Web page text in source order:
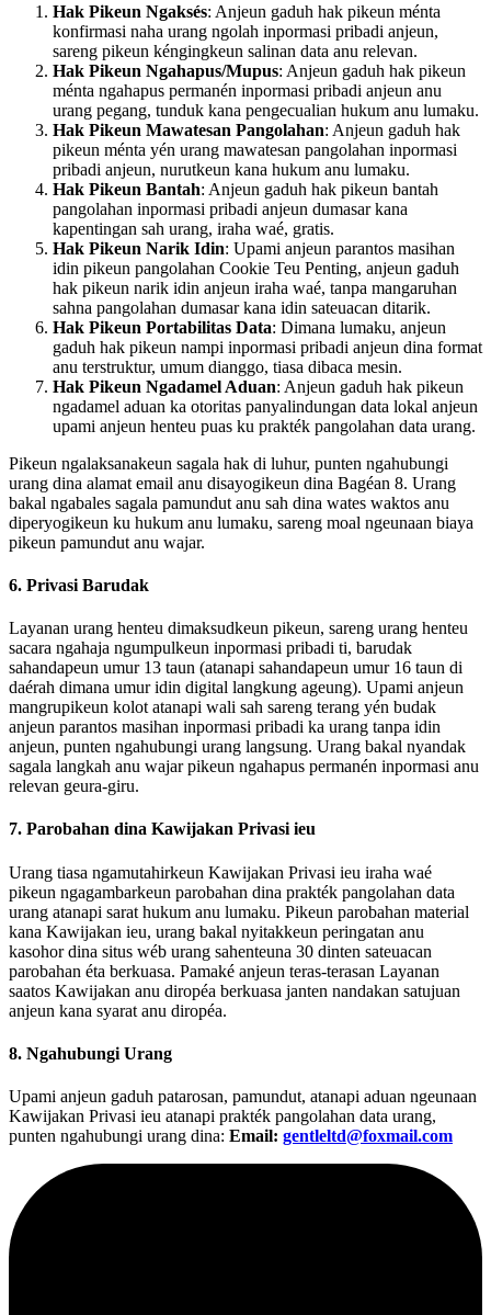
Hak Pikeun Ngaksés: Anjeun gaduh hak pikeun ménta
konfirmasi naha urang ngolah inpormasi pribadi anjeun,
sareng pikeun kéngingkeun salinan data anu relevan.
Hak Pikeun Ngahapus/Mupus: Anjeun gaduh hak pikeun
ménta ngahapus permanén inpormasi pribadi anjeun anu
urang pegang, tunduk kana pengecualian hukum anu lumaku.
Hak Pikeun Mawatesan Pangolahan: Anjeun gaduh hak
pikeun ménta yén urang mawatesan pangolahan inpormasi
pribadi anjeun, nurutkeun kana hukum anu lumaku.
Hak Pikeun Bantah: Anjeun gaduh hak pikeun bantah
pangolahan inpormasi pribadi anjeun dumasar kana
kapentingan sah urang, iraha waé, gratis.
Hak Pikeun Narik Idin: Upami anjeun parantos masihan
idin pikeun pangolahan Cookie Teu Penting, anjeun gaduh
hak pikeun narik idin anjeun iraha waé, tanpa mangaruhan
sahna pangolahan dumasar kana idin sateuacan ditarik.
Hak Pikeun Portabilitas Data: Dimana lumaku, anjeun
gaduh hak pikeun nampi inpormasi pribadi anjeun dina format
anu terstruktur, umum dianggo, tiasa dibaca mesin.
Hak Pikeun Ngadamel Aduan: Anjeun gaduh hak pikeun
ngadamel aduan ka otoritas panyalindungan data lokal anjeun
upami anjeun henteu puas ku prakték pangolahan data urang.
Pikeun ngalaksanakeun sagala hak di luhur, punten ngahubungi
urang dina alamat email anu disayogikeun dina Bagéan 8. Urang
bakal ngabales sagala pamundut anu sah dina wates waktos anu
diperyogikeun ku hukum anu lumaku, sareng moal ngeunaan biaya
pikeun pamundut anu wajar.
6. Privasi Barudak
Layanan urang henteu dimaksudkeun pikeun, sareng urang henteu
sacara ngahaja ngumpulkeun inpormasi pribadi ti, barudak
sahandapeun umur 13 taun (atanapi sahandapeun umur 16 taun di
daérah dimana umur idin digital langkung ageung). Upami anjeun
mangrupikeun kolot atanapi wali sah sareng terang yén budak
anjeun parantos masihan inpormasi pribadi ka urang tanpa idin
anjeun, punten ngahubungi urang langsung. Urang bakal nyandak
sagala langkah anu wajar pikeun ngahapus permanén inpormasi anu
relevan geura-giru.
7. Parobahan dina Kawijakan Privasi ieu
Urang tiasa ngamutahirkeun Kawijakan Privasi ieu iraha waé
pikeun ngagambarkeun parobahan dina prakték pangolahan data
urang atanapi sarat hukum anu lumaku. Pikeun parobahan material
kana Kawijakan ieu, urang bakal nyitakkeun peringatan anu
kasohor dina situs wéb urang sahenteuna 30 dinten sateuacan
parobahan éta berkuasa. Pamaké anjeun teras-terasan Layanan
saatos Kawijakan anu diropéa berkuasa janten nandakan satujuan
anjeun kana syarat anu diropéa.
8. Ngahubungi Urang
Upami anjeun gaduh patarosan, pamundut, atanapi aduan ngeunaan
Kawijakan Privasi ieu atanapi prakték pangolahan data urang,
punten ngahubungi urang dina: Email: gentleltd@foxmail.com